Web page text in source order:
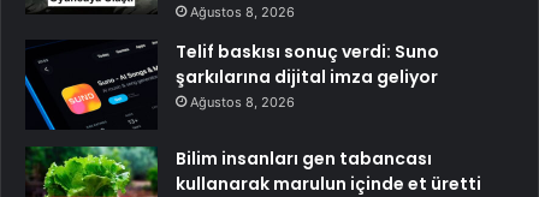
Ağustos 8, 2026
Telif baskısı sonuç verdi: Suno
şarkılarına dijital imza geliyor
Ağustos 8, 2026
Bilim insanları gen tabancası
kullanarak marulun içinde et üretti